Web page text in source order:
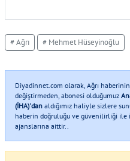
# Ağrı # Mehmet Hüseyinoğlu
Diyadinnet.com olarak, Ağrı
değiştirmeden, abonesi olduğumuz
(İHA)'dan aldığımız haliyle sizlere
haberin doğruluğu ve güvenilirliği
ajanslarına aittir..